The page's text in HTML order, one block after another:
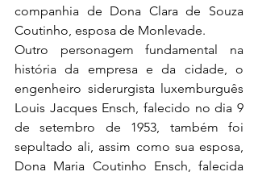
companhia de Dona Clara de Souza
Coutinho, esposa de Monlevade.
Outro personagem fundamental na
história da empresa e da cidade, o
engenheiro siderurgista luxemburguês
Louis Jacques Ensch, falecido no dia 9
de setembro de 1953, também foi
sepultado ali, assim como sua esposa,
Dona Maria Coutinho Ensch, falecida